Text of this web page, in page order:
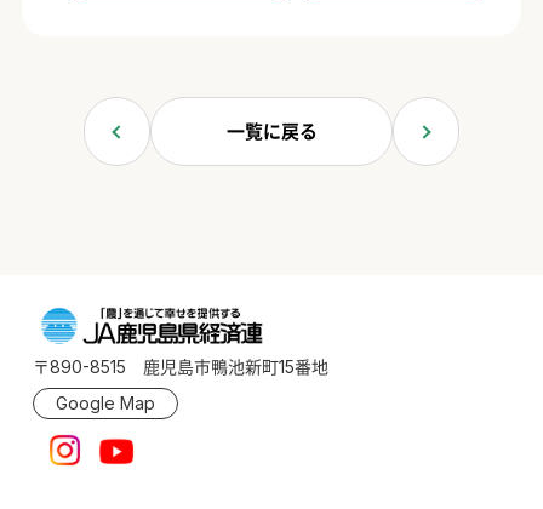
一覧に戻る
〒890-8515 鹿児島市鴨池新町15番地
Google Map